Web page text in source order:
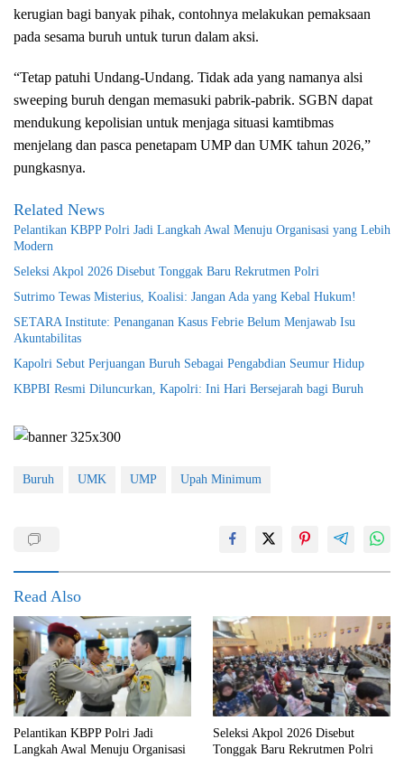
kerugian bagi banyak pihak, contohnya melakukan pemaksaan
pada sesama buruh untuk turun dalam aksi.
“Tetap patuhi Undang-Undang. Tidak ada yang namanya alsi
sweeping buruh dengan memasuki pabrik-pabrik. SGBN dapat
mendukung kepolisian untuk menjaga situasi kamtibmas
menjelang dan pasca penetapam UMP dan UMK tahun 2026,”
pungkasnya.
Related News
Pelantikan KBPP Polri Jadi Langkah Awal Menuju Organisasi yang Lebih
Modern
Seleksi Akpol 2026 Disebut Tonggak Baru Rekrutmen Polri
Sutrimo Tewas Misterius, Koalisi: Jangan Ada yang Kebal Hukum!
SETARA Institute: Penanganan Kasus Febrie Belum Menjawab Isu
Akuntabilitas
Kapolri Sebut Perjuangan Buruh Sebagai Pengabdian Seumur Hidup
KBPBI Resmi Diluncurkan, Kapolri: Ini Hari Bersejarah bagi Buruh
Buruh UMK UMP Upah Minimum
Read Also
Pelantikan KBPP Polri Jadi
Langkah Awal Menuju Organisasi
Seleksi Akpol 2026 Disebut
Tonggak Baru Rekrutmen Polri